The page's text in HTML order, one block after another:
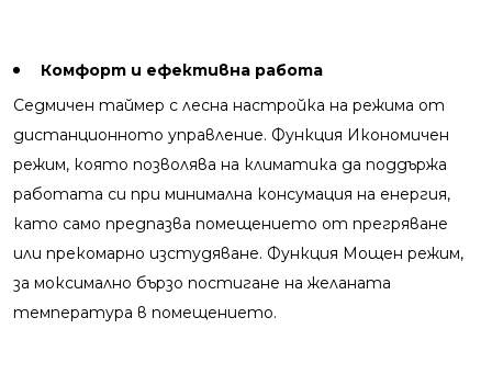
Комфорт и ефективна работа
Седмичен таймер с лесна настройка на режима от
дистанционното управление. Функция Икономичен
режим, която позволява на климатика да поддържа
работата си при минимална консумация на енергия,
като само предпазва помещението от прегряване
или прекомарно изстудяване. Функция Мощен режим,
за моксимално бързо постигане на желаната
температура в помещението.